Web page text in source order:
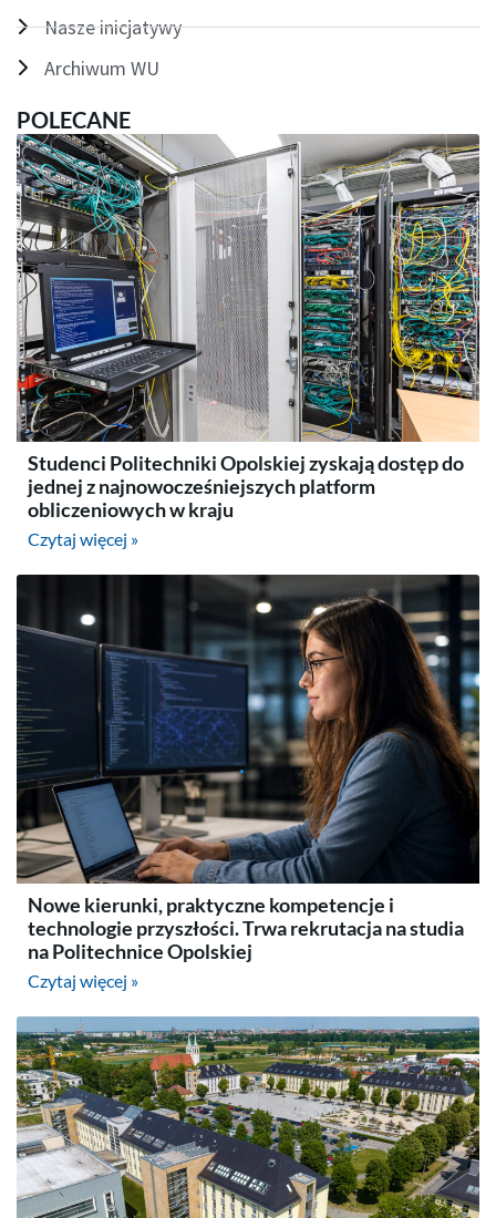
Nasze inicjatywy
Archiwum WU
POLECANE
Studenci Politechniki Opolskiej zyskają dostęp do
jednej z najnowocześniejszych platform
obliczeniowych w kraju
Czytaj więcej »
Nowe kierunki, praktyczne kompetencje i
technologie przyszłości. Trwa rekrutacja na studia
na Politechnice Opolskiej
Czytaj więcej »